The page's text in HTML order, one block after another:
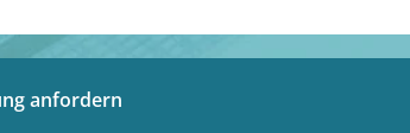
anfordern